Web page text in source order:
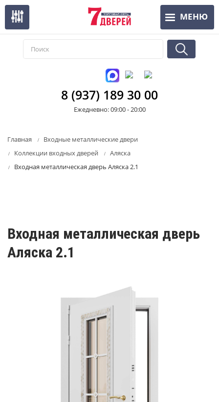
Перейти
основному
содержанию
МЕНЮ
8 (937) 189 30 00
Ежедневно: 09:00 - 20:00
Главная
Входные металлические двери
Коллекции входных дверей
Аляска
Входная металлическая дверь Аляска 2.1
Входная металлическая дверь
Аляска 2.1